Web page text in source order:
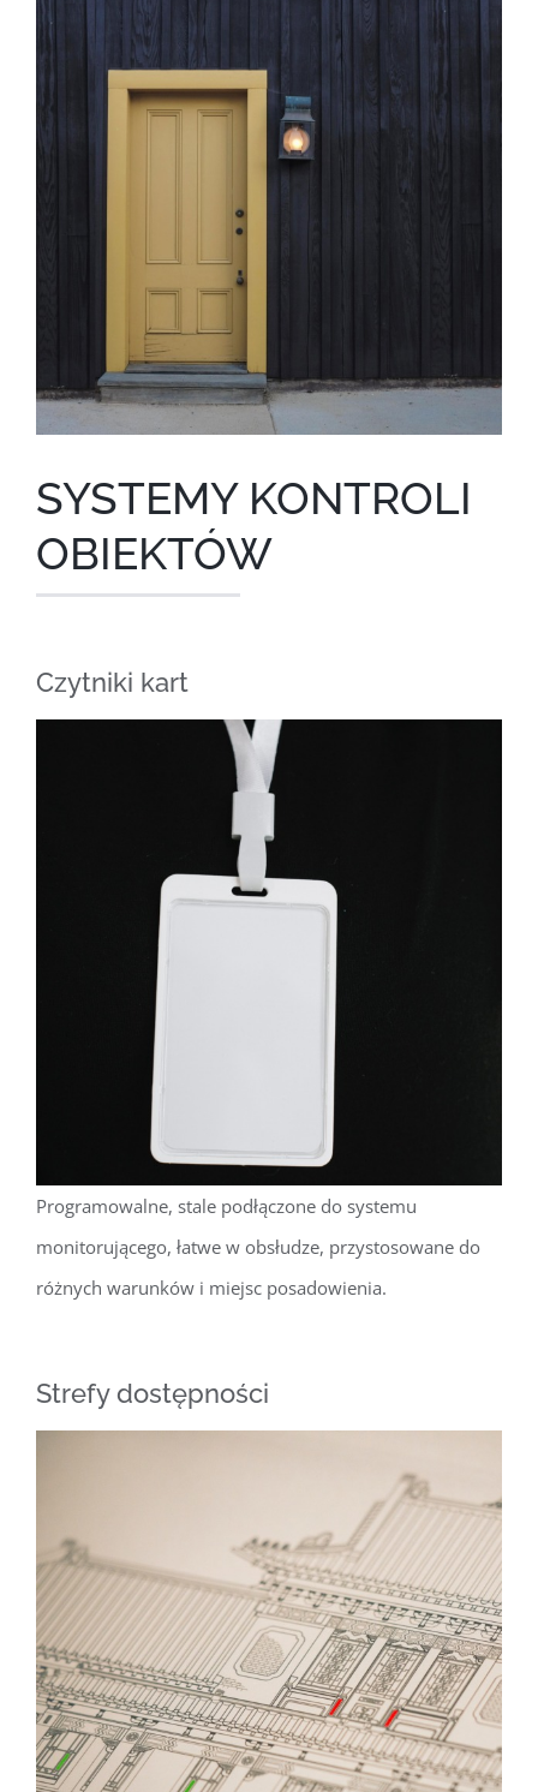
SYSTEMY KONTROLI
OBIEKTÓW
Czytniki kart
Programowalne, stale podłączone do systemu
monitorującego, łatwe w obsłudze, przystosowane do
różnych warunków i miejsc posadowienia.
Strefy dostępności